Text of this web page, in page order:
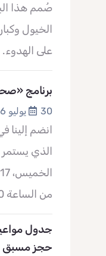
صُمم هذا
الخيول
على الهدوء.
برنامج
30 يوليو 2026
انضم إلينا
من الساعة 2:00 مساءً حتى 3:30
جدول
حجز مسبق –